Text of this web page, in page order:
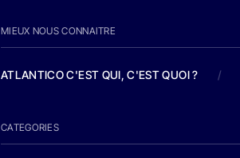
MIEUX NOUS CONNAITRE
ATLANTICO C'EST QUI, C'EST QUOI ? /
CATEGORIES